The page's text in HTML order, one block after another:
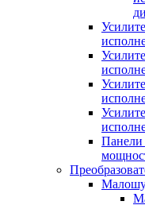
Панели